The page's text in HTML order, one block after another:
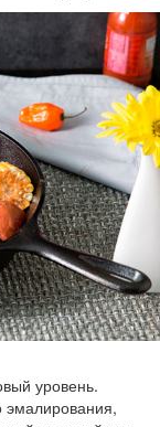
уровень.
эмалирования,